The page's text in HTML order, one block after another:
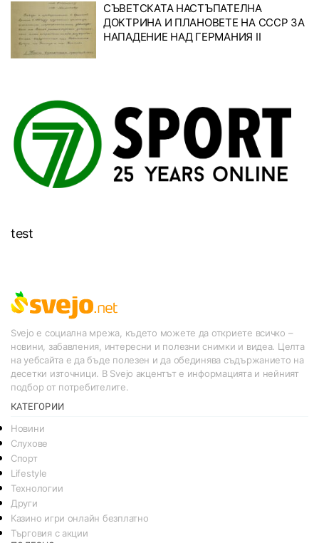
СЪВЕТСКАТА НАСТЪПАТЕЛНА
ДОКТРИНА И ПЛАНОВЕТЕ НА СССР ЗА
НАПАДЕНИЕ НАД ГЕРМАНИЯ II
test
Svejo е социална мрежа, където можете да откриете всичко –
новини, забавления, интересни и полезни снимки и видеа. Целта
на уебсайта е да бъде полезен и да обединява съдържанието на
десетки източници. В Svejo акцентът е информацията и нейният
подбор от потребителите.
КАТЕГОРИИ
Новини
Слухове
Спорт
Lifestyle
Технологии
Други
Казино игри онлайн безплатно
Търговия с акции